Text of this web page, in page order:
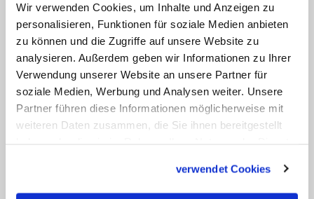
Wir verwenden Cookies, um Inhalte und Anzeigen zu
personalisieren, Funktionen für soziale Medien anbieten
zu können und die Zugriffe auf unsere Website zu
analysieren. Außerdem geben wir Informationen zu Ihrer
Verwendung unserer Website an unsere Partner für
soziale Medien, Werbung und Analysen weiter. Unsere
Partner führen diese Informationen möglicherweise mit
weiteren Daten zusammen, die Sie ihnen bereitgestellt
verwendet Cookies
der Einheit" auf. Je weiter die Gläubigen
voneinander entfernt lebten, desto
wichtiger sei es, dass sie Gemeinschaft
erlebten. "Und je unterschiedlicher sich
die Meinungen in unserer pluralen Zeit
ausdifferenzieren, desto wichtiger ist die
zusammenzubringen und die Einheit zu